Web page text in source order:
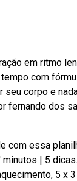
em ritmo
com
corpo e
fernando dos
essa
| 5
5 x